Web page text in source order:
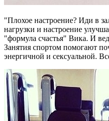
"Плохое настроение? Иди в
нагрузки и настроение
"формула счастья" Вика. И
Занятия спортом помогают
энергичной и сексуальной.